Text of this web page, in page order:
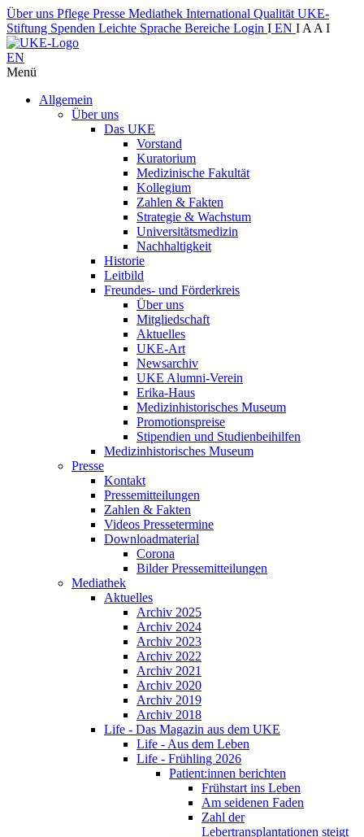
Über uns Pflege Presse Mediathek International Qualität UKE-
Stiftung Spenden Leichte Sprache Bereiche Login I EN I A A I
EN
Menü
Allgemein
Über uns
Das UKE
Vorstand
Kuratorium
Medizinische Fakultät
Kollegium
Zahlen & Fakten
Strategie & Wachstum
Universitätsmedizin
Nachhaltigkeit
Historie
Leitbild
Freundes- und Förderkreis
Über uns
Mitgliedschaft
Aktuelles
UKE-Art
Newsarchiv
UKE Alumni-Verein
Erika-Haus
Medizinhistorisches Museum
Promotionspreise
Stipendien und Studienbeihilfen
Medizinhistorisches Museum
Presse
Kontakt
Pressemitteilungen
Zahlen & Fakten
Videos Pressetermine
Downloadmaterial
Corona
Bilder Pressemitteilungen
Mediathek
Aktuelles
Archiv 2025
Archiv 2024
Archiv 2023
Archiv 2022
Archiv 2021
Archiv 2020
Archiv 2019
Archiv 2018
Life - Das Magazin aus dem UKE
Life - Aus dem Leben
Life - Frühling 2026
Patient:innen berichten
Frühstart ins Leben
Am seidenen Faden
Zahl der
Lebertransplantationen steigt